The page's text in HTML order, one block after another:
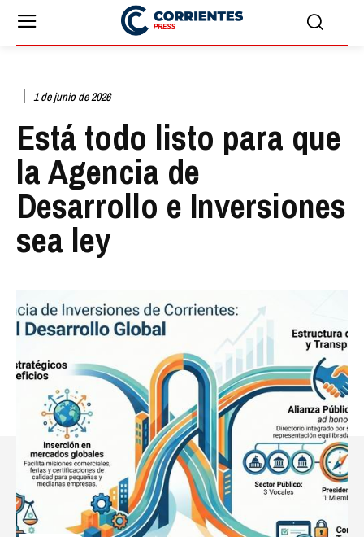
1 de junio de 2026
Está todo listo para que
la Agencia de
Desarrollo e Inversiones
sea ley